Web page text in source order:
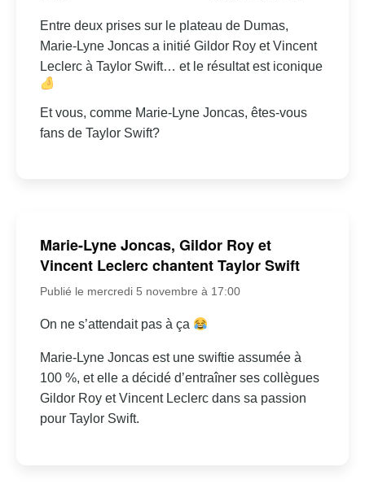
Entre deux prises sur le plateau de Dumas,
Marie-Lyne Joncas a initié Gildor Roy et Vincent
Leclerc à Taylor Swift… et le résultat est iconique
Et vous, comme Marie-Lyne Joncas, êtes-vous
fans de Taylor Swift?
Marie-Lyne Joncas, Gildor Roy et
Vincent Leclerc chantent Taylor Swift
Publié le mercredi 5 novembre à 17:00
On ne s’attendait pas à ça
Marie-Lyne Joncas est une swiftie assumée à
100 %, et elle a décidé d’entraîner ses collègues
Gildor Roy et Vincent Leclerc dans sa passion
pour Taylor Swift.